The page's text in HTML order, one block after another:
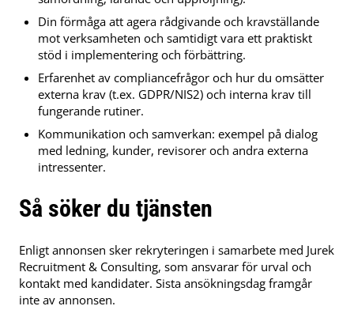
Din förmåga att agera rådgivande och kravställande
mot verksamheten och samtidigt vara ett praktiskt
stöd i implementering och förbättring.
Erfarenhet av compliancefrågor och hur du omsätter
externa krav (t.ex. GDPR/NIS2) och interna krav till
fungerande rutiner.
Kommunikation och samverkan: exempel på dialog
med ledning, kunder, revisorer och andra externa
intressenter.
Så söker du tjänsten
Enligt annonsen sker rekryteringen i samarbete med Jurek
Recruitment & Consulting, som ansvarar för urval och
kontakt med kandidater. Sista ansökningsdag framgår
inte av annonsen.